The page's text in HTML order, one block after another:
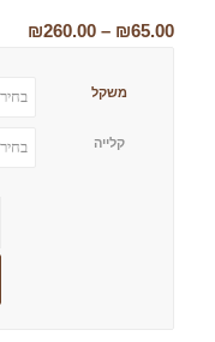
₪65.00
–
₪260.00
טווח
משקל
קלייה